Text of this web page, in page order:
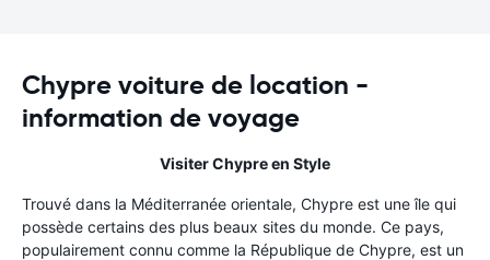
Chypre voiture de location -
information de voyage
Visiter Chypre en Style
Trouvé dans la Méditerranée orientale, Chypre est une île qui
possède certains des plus beaux sites du monde. Ce pays,
populairement connu comme la République de Chypre, est un